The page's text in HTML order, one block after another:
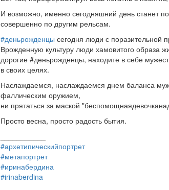
И возможно, именно сегодняшний день станет
совершенно по другим рельсам.
#деньрожденцы сегодня люди с поразительной
Врожденную культуру люди хамовитого образа
дорогие #деньрожденцы, находите в себе
в своих целях.
Наслаждаемся, наслаждаемся днем баланса
фаллическим оружием,
ни прятаться за маской
Просто весна, просто радость бытия.
#архетипическийпортрет
#метапортрет
#иринабердина
#irinaberdina